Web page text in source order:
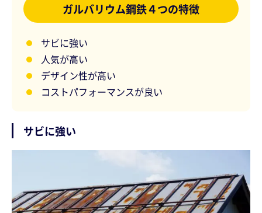
ガルバリウム鋼鉄４つの特徴
サビに強い
人気が高い
デザイン性が高い
コストパフォーマンスが良い
サビに強い